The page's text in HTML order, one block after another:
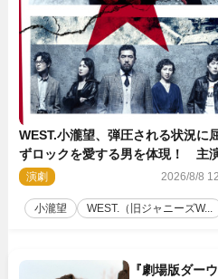
WEST.小瀧望、弾圧される状況に
ずロックを愛する男を体現！ 主
台『ロックンロール』ビジュアル
演劇 2026/8/8
小瀧望 WEST.（旧ジャニーズW...
『劇場版ダー